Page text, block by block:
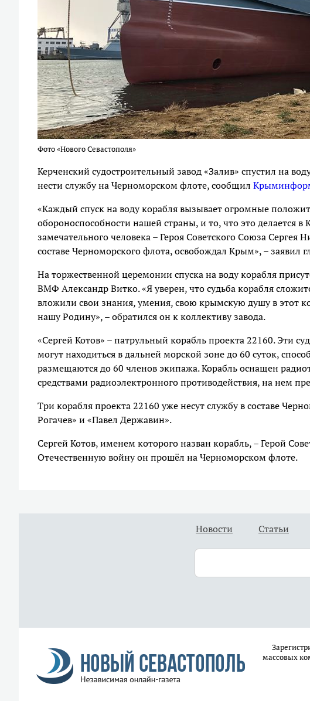
Фото «Нового Севастополя»
Керченский судостроительный завод «Залив» спустил на
нести службу на Черноморском флоте, сообщил
«Каждый спуск на воду корабля вызывает огромные
обороноспособности нашей страны, и то, что это делается
замечательного человека – Героя Советского Союза Сергея
составе Черноморского флота, освобождал Крым», – заявил
На торжественной церемонии спуска на воду корабля
ВМФ Александр Витко. «Я уверен, что судьба корабля
вложили свои знания, умения, свою крымскую душу в этот
нашу Родину», – обратился он к коллективу завода.
«Сергей Котов» – патрульный корабль проекта 22160. Эти
могут находиться в дальней морской зоне до 60 суток,
размещаются до 60 членов экипажа. Корабль оснащен
средствами радиоэлектронного противодействия, на нем
Три корабля проекта 22160 уже несут службу в составе
Рогачев» и «Павел Державин».
Сергей Котов, именем которого назван корабль, – Герой
Отечественную войну он прошёл на Черноморском флоте.
Новости Статьи
массовых